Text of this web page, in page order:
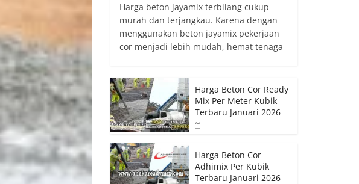
Harga beton jayamix terbilang cukup
murah dan terjangkau. Karena dengan
menggunakan beton jayamix pekerjaan
cor menjadi lebih mudah, hemat tenaga
Harga Beton Cor Ready
Mix Per Meter Kubik
Terbaru Januari 2026
Harga Beton Cor
Adhimix Per Kubik
Terbaru Januari 2026